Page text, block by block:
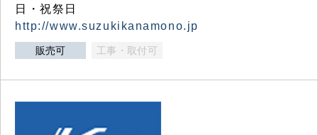
日・祝祭日
http://www.suzukikanamono.jp
販売可 工事・取付可